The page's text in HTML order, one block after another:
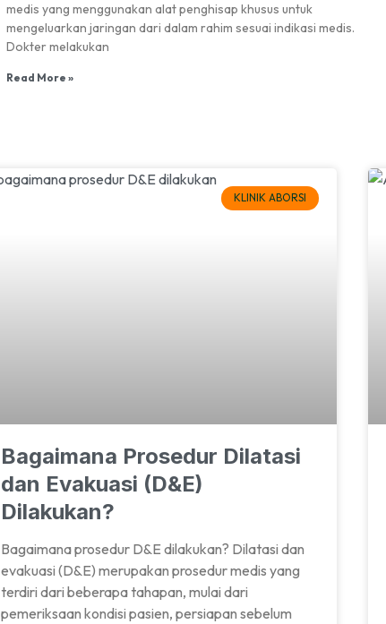
medis yang menggunakan alat penghisap khusus untuk
mengeluarkan jaringan dari dalam rahim sesuai indikasi medis.
Dokter melakukan
Read More »
KLINIK ABORSI
Bagaimana Prosedur Dilatasi
dan Evakuasi (D&E)
Dilakukan?
Bagaimana prosedur D&E dilakukan? Dilatasi dan
evakuasi (D&E) merupakan prosedur medis yang
terdiri dari beberapa tahapan, mulai dari
pemeriksaan kondisi pasien, persiapan sebelum